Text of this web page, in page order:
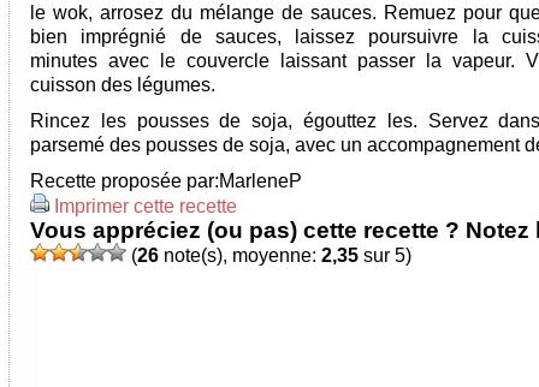
le wok, arrosez du mélange de sauces. Remuez pour
bien imprégnié de sauces, laissez poursuivre la
minutes avec le couvercle laissant passer la vapeur.
cuisson des légumes.
Rincez les pousses de soja, égouttez les. Servez
parsemé des pousses de soja, avec un accompagnement
Recette proposée par:MarleneP
Imprimer cette recette
Vous appréciez (ou pas) cette recette ? Notez
(26 note(s), moyenne: 2,35 sur 5)